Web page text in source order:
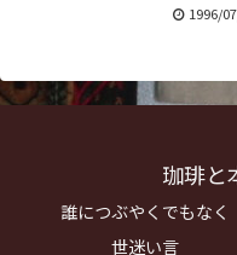
1996/
珈琲と
誰につぶやくでもなく
世迷い言